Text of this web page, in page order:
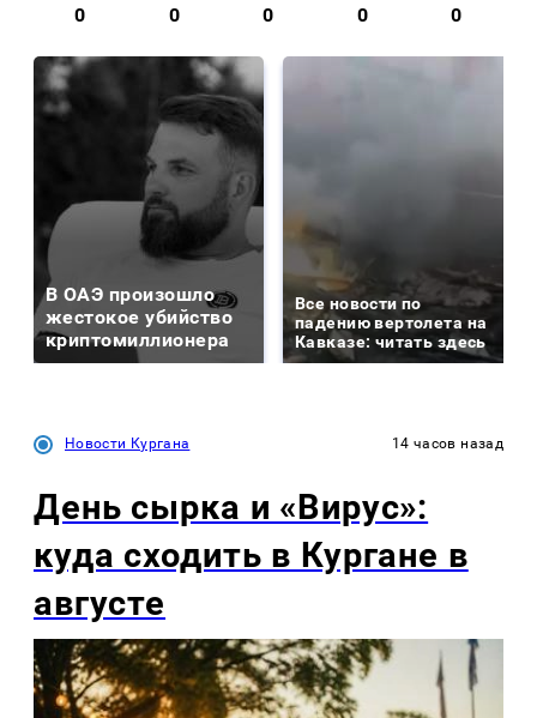
0 0 0 0 0
В ОАЭ произошло
жестокое убийство
криптомиллионера
Все новости по
падению вертолета на
Кавказе: читать здесь
Новости Кургана 14 часов назад
День сырка и «Вирус»:
куда сходить в Кургане в
августе